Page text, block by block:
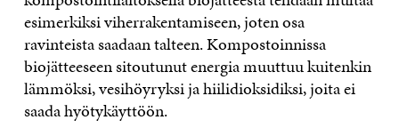
esimerkiksi viherrakentamiseen, joten osa
ravinteista saadaan talteen. Kompostoinnissa
biojätteeseen sitoutunut energia muuttuu kuitenkin
lämmöksi, vesihöyryksi ja hiilidioksidiksi, joita ei
saada hyötykäyttöön.